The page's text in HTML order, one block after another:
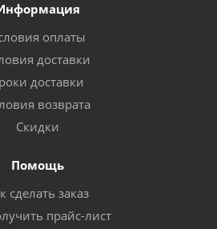
оплаты
доставки
доставки
возврата
Скидки
Помощь
сделать заказ
прайс-лист